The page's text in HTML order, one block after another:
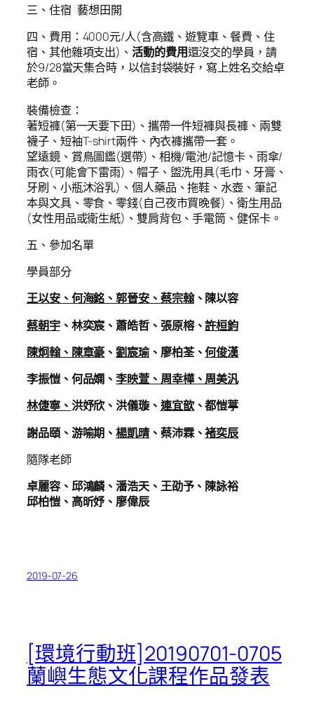
三、住宿 藝想田開
四、費用：4000元/人(含高鐵、遊覽車、餐費、住
宿、其他雜項支出)、 活動的費用還沒交的學員，請
於9/28當天集合時，以信封袋裝好，寫上姓名交給卓
老師。
裝備檢查：
著短褲(第一天要下田)、攜帶一件短褲與長褲、兩雙
襪子、短袖T-shirt兩件、內衣褲攜帶一套。
望遠鏡、賞鳥圖鑑(選帶)、相機/電池/記憶卡、雨傘/
雨衣(可能會下雷雨)、帽子、盥洗用具(毛巾、牙膏、
牙刷、小瓶沐浴乳)、個人藥品、拖鞋、水壺、筆記
本與文具、零食、零錢(自己夜市買晚餐)、衛生用品
(女性用品或衛生紙)、雙肩背包、手電筒、健保卡。
五、參加名單
學員部分
王以安、何海銘、郭晉安、蔡宗翰、陳以容
蔡朝宇、林奕宸、蕭皓哲、張原榕、許桓鈞
陳炯翰、陳章豪 、劉宸瑜、廖柏荃、何俊漢
李振愷、何品嫻、李映萱、周幸樺、周美汎
林倢寧、 洪妤欣、洪儀璇、 連宜歆、都愷葶
謝品頤、游喻期、楊凱晴、蔡沛霖、褚奕辰
隨隊老師
卓麗容、邱鴻麟、潘浩天、王劭予、陳詠裕
邱柏愷、高昕妤、廖偉辰
2019-07-26
[環境行動班]20190701-0705
蘭嶼生態文化課程作品發表